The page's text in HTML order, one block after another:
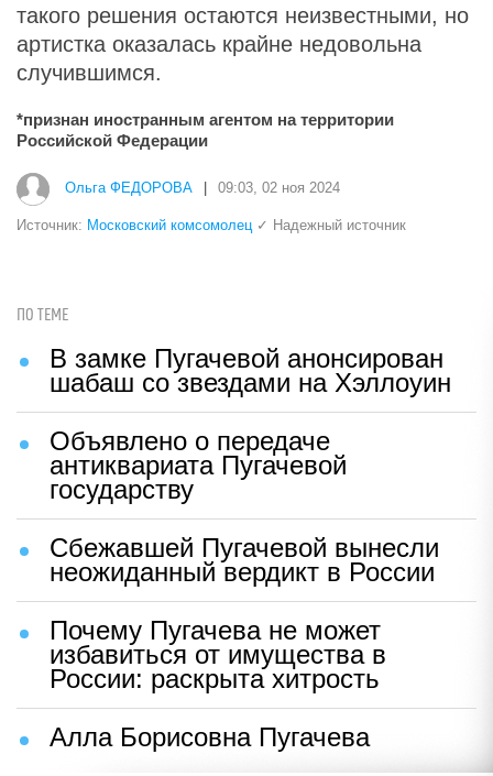
такого решения остаются неизвестными, но
артистка оказалась крайне недовольна
случившимся.
*признан иностранным агентом на территории
Российской Федерации
Ольга ФЕДОРОВА 09:03, 02 ноя 2024
Источник: Московский комсомолец ✓ Надежный источник
ПО ТЕМЕ
В замке Пугачевой анонсирован
шабаш со звездами на Хэллоуин
Объявлено о передаче
антиквариата Пугачевой
государству
Сбежавшей Пугачевой вынесли
неожиданный вердикт в России
Почему Пугачева не может
избавиться от имущества в
России: раскрыта хитрость
Алла Борисовна Пугачева